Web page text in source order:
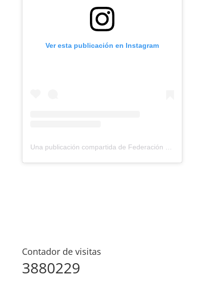
Ver esta publicación en Instagram
Una publicación compartida de Federación Montañismo Tenerife (@federacion_montanismo_tenerife)
Contador de visitas
3880229